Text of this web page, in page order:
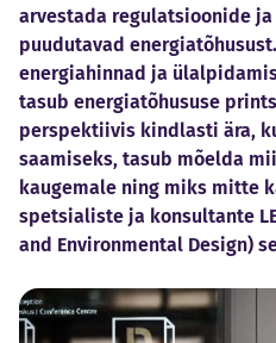
arvestada regulatsioonide
puudutavad
energiahinnad ja
tasub energiatõhususe
perspektiivis kindlasti ära,
saamiseks, tasub mõelda
kaugemale ning miks mitte
spetsialiste ja konsultante
and Environmental Design)